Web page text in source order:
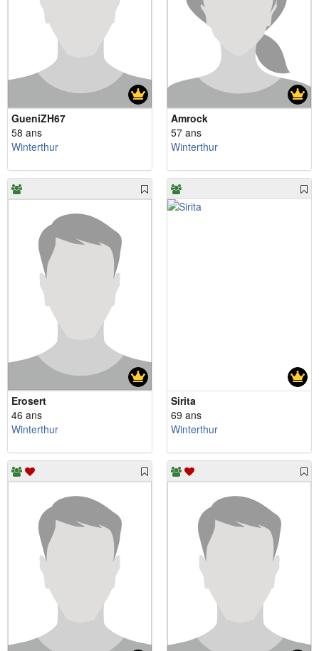
GueniZH67
58 ans
Winterthur
Amrock
57 ans
Winterthur
Erosert
46 ans
Winterthur
Sirita
69 ans
Winterthur